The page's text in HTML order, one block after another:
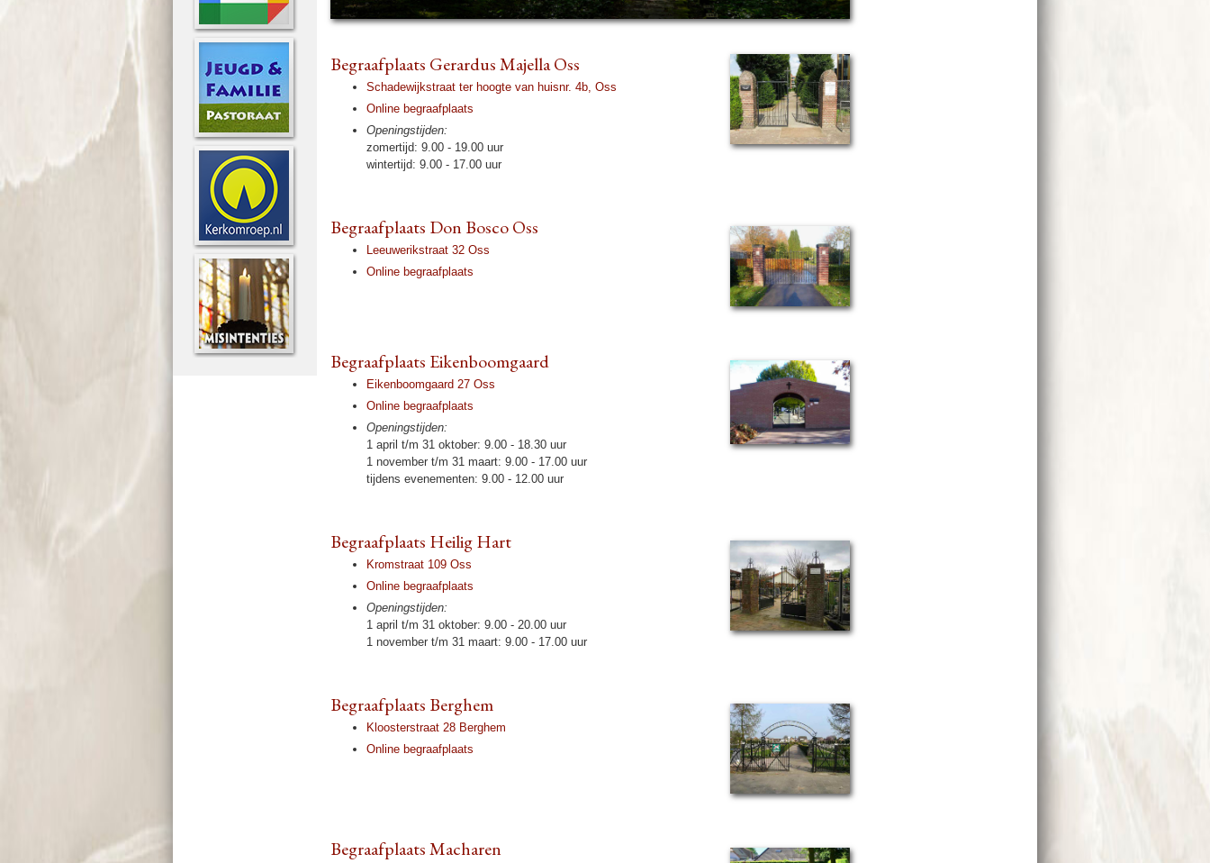
Begraaf­plaats Gerardus Majella Oss
Schadewijk­straat ter hoogte van huisnr. 4b, Oss
Online begraaf­plaats
Openings­tij­den:
zomer­tijd: 9.00 - 19.00 uur
winter­tijd: 9.00 - 17.00 uur
Begraaf­plaats Don Bosco Oss
Leeuwerik­straat 32 Oss
Online begraaf­plaats
Begraaf­plaats Eiken­boom­gaard
Eiken­boom­gaard 27 Oss
Online begraaf­plaats
Openings­tij­den:
1 april t/m 31 ok­to­ber: 9.00 - 18.30 uur
1 no­vem­ber t/m 31 maart: 9.00 - 17.00 uur
tij­dens eve­ne­menten: 9.00 - 12.00 uur
Begraaf­plaats Heilig Hart
Krom­straat 109 Oss
Online begraaf­plaats
Openings­tij­den:
1 april t/m 31 ok­to­ber: 9.00 - 20.00 uur
1 no­vem­ber t/m 31 maart: 9.00 - 17.00 uur
Begraaf­plaats Berghem
Klooster­straat 28 Berghem
Online begraaf­plaats
Begraaf­plaats Macharen